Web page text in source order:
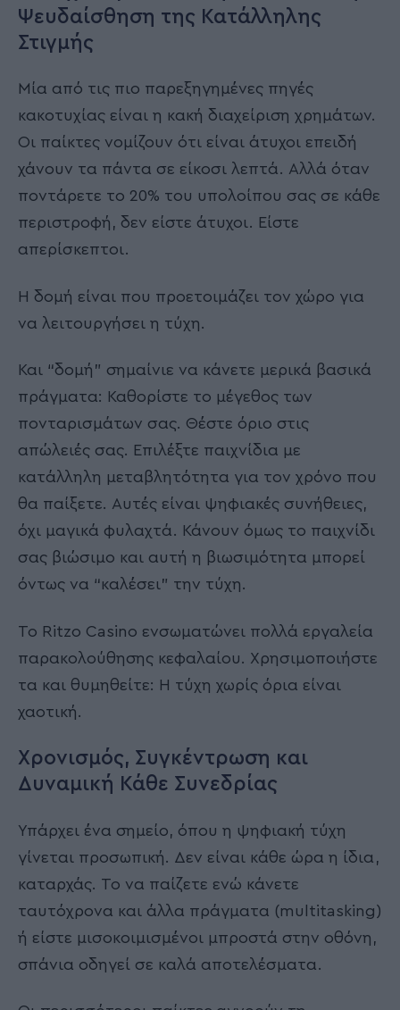
Ψευδαίσθηση της Κατάλληλης
Στιγμής
Μία από τις πιο παρεξηγημένες πηγές
κακοτυχίας είναι η κακή διαχείριση χρημάτων.
Οι παίκτες νομίζουν ότι είναι άτυχοι επειδή
χάνουν τα πάντα σε είκοσι λεπτά. Αλλά όταν
ποντάρετε το 20% του υπολοίπου σας σε κάθε
περιστροφή, δεν είστε άτυχοι. Είστε
απερίσκεπτοι.
Η δομή είναι που προετοιμάζει τον χώρο για
να λειτουργήσει η τύχη.
Και “δομή” σημαίνιε να κάνετε μερικά βασικά
πράγματα: Καθορίστε το μέγεθος των
πονταρισμάτων σας. Θέστε όριο στις
απώλειές σας. Επιλέξτε παιχνίδια με
κατάλληλη μεταβλητότητα για τον χρόνο που
θα παίξετε. Αυτές είναι ψηφιακές συνήθειες,
όχι μαγικά φυλαχτά. Κάνουν όμως το παιχνίδι
σας βιώσιμο και αυτή η βιωσιμότητα μπορεί
όντως να “καλέσει” την τύχη.
Το Ritzo Casino ενσωματώνει πολλά εργαλεία
παρακολούθησης κεφαλαίου. Χρησιμοποιήστε
τα και θυμηθείτε: Η τύχη χωρίς όρια είναι
χαοτική.
Χρονισμός, Συγκέντρωση και
Δυναμική Κάθε Συνεδρίας
Υπάρχει ένα σημείο, όπου η ψηφιακή τύχη
γίνεται προσωπική. Δεν είναι κάθε ώρα η ίδια,
καταρχάς. Το να παίζετε ενώ κάνετε
ταυτόχρονα και άλλα πράγματα (multitasking)
ή είστε μισοκοιμισμένοι μπροστά στην οθόνη,
σπάνια οδηγεί σε καλά αποτελέσματα.